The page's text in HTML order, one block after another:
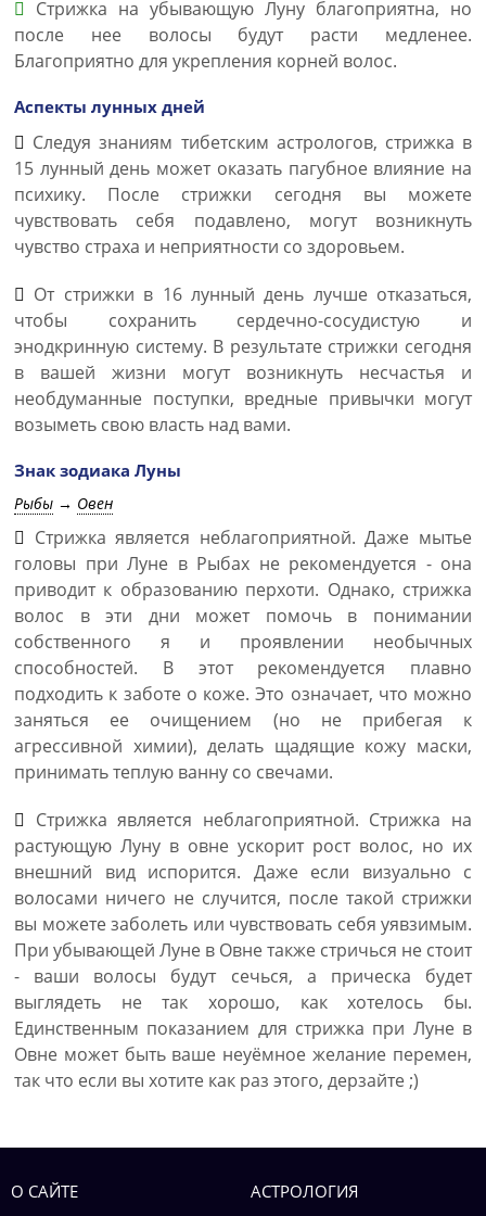
Стрижка на убывающую Луну благоприятна, но
после нее волосы будут расти медленее.
Благоприятно для укрепления корней волос.
Аспекты лунных дней
Следуя знаниям тибетским астрологов, стрижка в
15 лунный день может оказать пагубное влияние на
психику. После стрижки сегодня вы можете
чувствовать себя подавлено, могут возникнуть
чувство страха и неприятности со здоровьем.
От стрижки в 16 лунный день лучше отказаться,
чтобы сохранить сердечно-сосудистую и
энодкринную систему. В результате стрижки сегодня
в вашей жизни могут возникнуть несчастья и
необдуманные поступки, вредные привычки могут
возыметь свою власть над вами.
Знак зодиака Луны
Рыбы → Овен
Стрижка является неблагоприятной. Даже мытье
головы при Луне в Рыбах не рекомендуется - она
приводит к образованию перхоти. Однако, стрижка
волос в эти дни может помочь в понимании
собственного я и проявлении необычных
способностей. В этот рекомендуется плавно
подходить к заботе о коже. Это означает, что можно
заняться ее очищением (но не прибегая к
агрессивной химии), делать щадящие кожу маски,
принимать теплую ванну со свечами.
Стрижка является неблагоприятной. Стрижка на
растующую Луну в овне ускорит рост волос, но их
внешний вид испорится. Даже если визуально с
волосами ничего не случится, после такой стрижки
вы можете заболеть или чувствовать себя уявзимым.
При убывающей Луне в Овне также стричься не стоит
- ваши волосы будут сечься, а прическа будет
выглядеть не так хорошо, как хотелось бы.
Единственным показанием для стрижка при Луне в
Овне может быть ваше неуёмное желание перемен,
так что если вы хотите как раз этого, дерзайте ;)
О САЙТЕ АСТРОЛОГИЯ